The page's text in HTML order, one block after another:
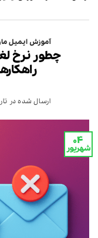
آموزش ایمیل
چطور نرخ
ارسال شده در
۰۴
شهریور